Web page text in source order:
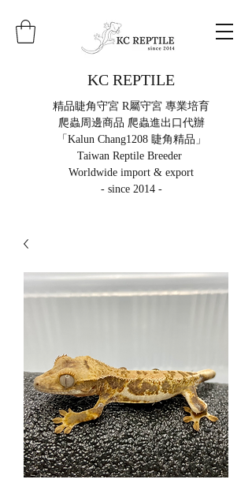
KC REPTILE
精品睫角守宮 R屬守宮 專業培育
爬蟲周邊商品 爬蟲進出口代辦
「Kalun Chang1208 睫角精品」
Taiwan Reptile Breeder
Worldwide import & export
- since 2014 -